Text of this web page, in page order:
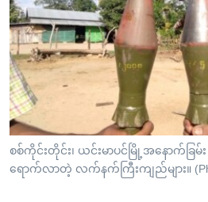
ပင်မ
အ
ညွန်း
စာမျက်နှာ
သို့
ကျော်
ကြည့်
ရန်
ရုပ်ရှင်ထဲက အင်္ဂလိပ်စာ
သုတပဒေသာ အင်္ဂလိပ်စာ
တီဗွီ
ရေဒီယို/တီဗွီအစီအစဉ်
Learning English
ဗွီအိုအေ လူမှုကွန်ယက်များ
စစ်ကိုင်းတိုင်း၊ ယင်းမာပင်မြို့အနောက်ခြမ်
ရောက်လာတဲ့ လက်နက်ကြီးကျည်များ။